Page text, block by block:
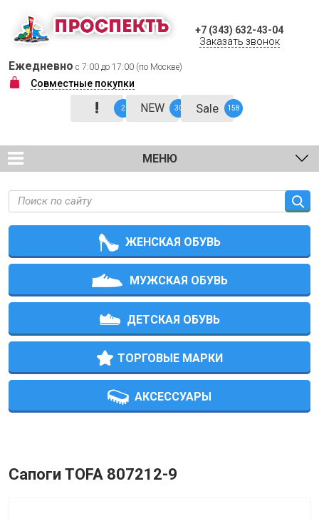
+7 (343) 632-43-04
Заказать звонок
Ежедневно с 7:00 до 17:00 (по Москве)
Совместные покупки
! 2 NEW 30 Sale 158
МЕНЮ
ЖЕНСКАЯ ОБУВЬ
МУЖСКАЯ ОБУВЬ
ДЕТСКАЯ ОБУВЬ
ТОРГОВЫЕ МАРКИ
АКСЕССУАРЫ
Сапоги TOFA 807212-9